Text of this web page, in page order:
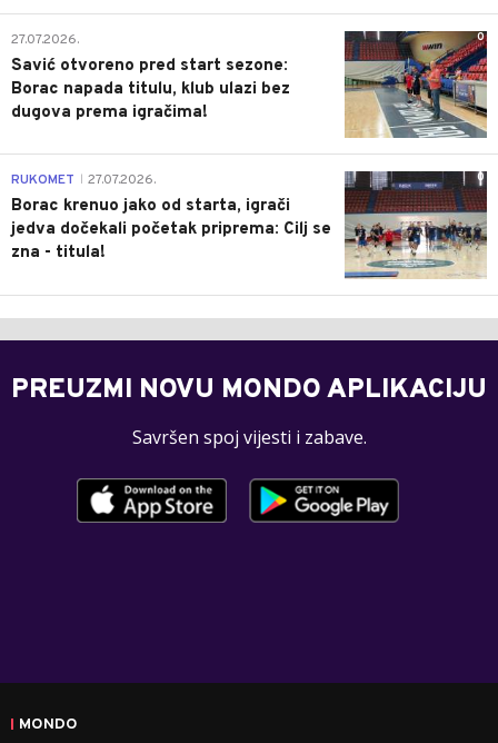
0
27.07.2026.
Savić otvoreno pred start sezone:
Borac napada titulu, klub ulazi bez
dugova prema igračima!
0
RUKOMET 27.07.2026.
Borac krenuo jako od starta, igrači
jedva dočekali početak priprema: Cilj se
zna - titula!
PREUZMI NOVU MONDO APLIKACIJU
Savršen spoj vijesti i zabave.
MONDO